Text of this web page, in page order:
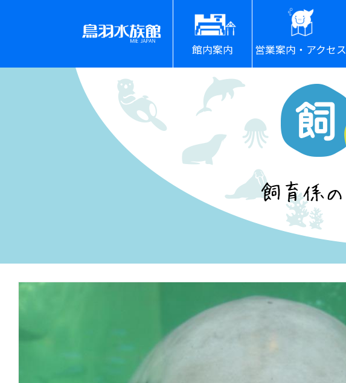
館内案内 営業案内・アクセス